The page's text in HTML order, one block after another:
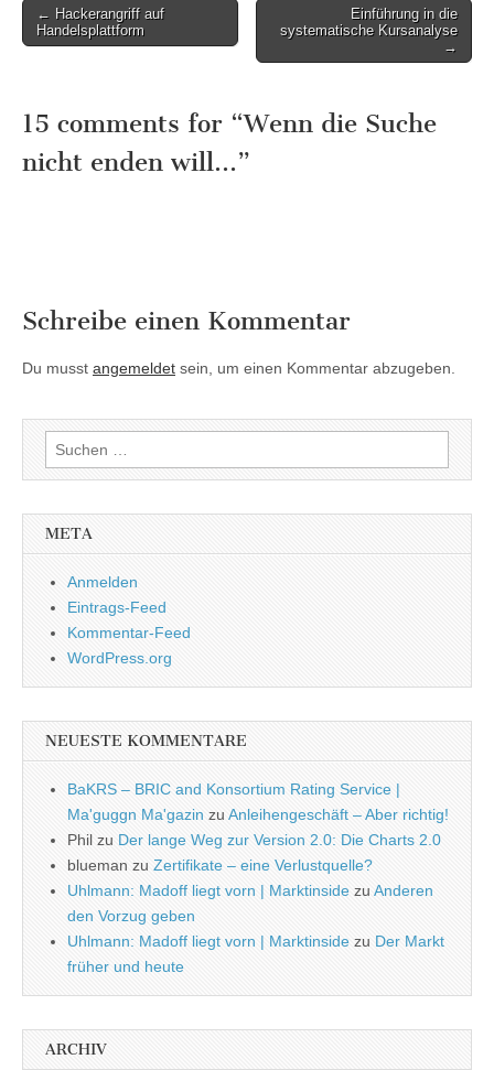
Post
navigation
← Hackerangriff auf
Handelsplattform
Einführung in die
systematische Kursanalyse
→
15 comments for “Wenn die Suche
nicht enden will…”
Schreibe einen Kommentar
Du musst angemeldet sein, um einen Kommentar abzugeben.
Suchen
nach:
META
Anmelden
Eintrags-Feed
Kommentar-Feed
WordPress.org
NEUESTE KOMMENTARE
BaKRS – BRIC and Konsortium Rating Service |
Ma'guggn Ma'gazin zu Anleihengeschäft – Aber richtig!
Phil zu Der lange Weg zur Version 2.0: Die Charts 2.0
blueman zu Zertifikate – eine Verlustquelle?
Uhlmann: Madoff liegt vorn | Marktinside zu Anderen
den Vorzug geben
Uhlmann: Madoff liegt vorn | Marktinside zu Der Markt
früher und heute
ARCHIV